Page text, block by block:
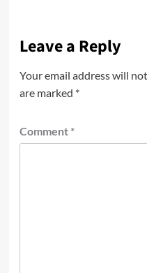
Leave a Reply
Your email address will
are marked *
Comment *